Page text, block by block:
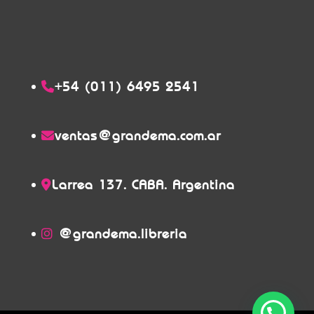
+54 (011) 6495 2541
ventas@grandema.com.ar
Larrea 137. CABA. Argentina
@grandema.libreria